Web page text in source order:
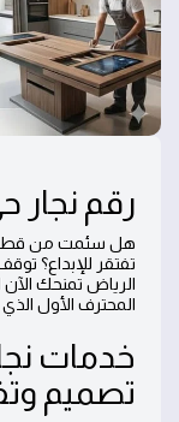
رقم نجار
هل سئمت من قطع
تفتقر للإبداع؟
الرياض تمنحك
المحترف الأول
خدمات
تصميم